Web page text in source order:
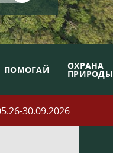
ПОМОГАЙ ОХРАНА
ПРИРОДЫ
30.09.2026